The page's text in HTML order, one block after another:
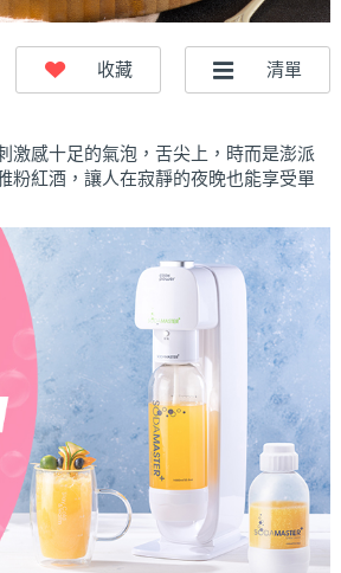
激感十足的氣泡，舌尖上，時而是澎派
粉紅酒，讓人在寂靜的夜晚也能享受單